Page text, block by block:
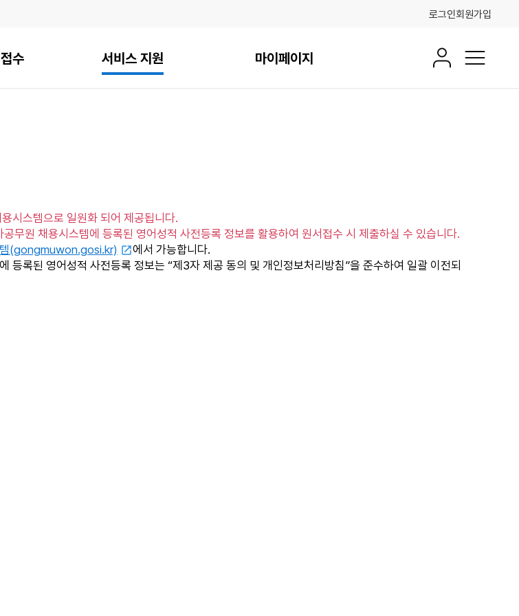
로그인회원가입
수 서비스 지원 마이페이지 회원정보전체메뉴
시스템으로 일원화 되어 제공됩니다.
무원 채용시스템에 등록된 영어성적 사전등록 정보를 활용하여 원서접수 시 제출하실 수 있습니다.
(gongmuwon.gosi.kr)
에서 가능합니다.
등록된 영어성적 사전등록 정보는 “제3자 제공 동의 및 개인정보처리방침”을 준수하여 일괄 이전되